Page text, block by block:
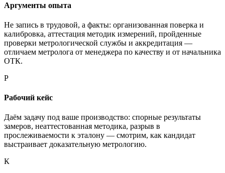
Аргументы опыта
Не запись в трудовой, а факты: организованная поверка и
калибровка, аттестация методик измерений, пройденные
проверки метрологической службы и аккредитация —
отличаем метролога от менеджера по качеству и от начальника
ОТК.
Р
Рабочий кейс
Даём задачу под ваше производство: спорные результаты
замеров, неаттестованная методика, разрыв в
прослеживаемости к эталону — смотрим, как кандидат
выстраивает доказательную метрологию.
К